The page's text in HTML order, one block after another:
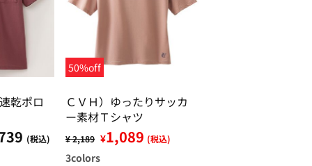
乾ポロ
(税込)
50%off
ＣＶＨ）ゆったりサッカ
ー素材Ｔシャツ
¥ 2,189 ¥1,089 (税込)
3colors